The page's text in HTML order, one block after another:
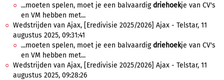
...moeten spelen, moet je een balvaardigdriehoekje van CV's
en VM hebben met...
Wedstrijden van Ajax, [Eredivisie 2025/2026] Ajax - Telstar, 11
augustus 2025, 09:31:41
...moeten spelen, moet je een balvaardigdriehoekje van CV's
en VM hebben met...
Wedstrijden van Ajax, [Eredivisie 2025/2026] Ajax - Telstar, 11
augustus 2025, 09:28:26